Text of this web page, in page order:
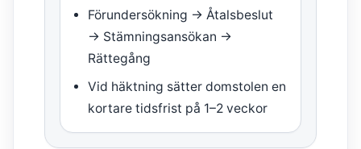
Förundersökning → Åtalsbeslut
→ Stämningsansökan →
Rättegång
Vid häktning sätter domstolen en
kortare tidsfrist på 1–2 veckor